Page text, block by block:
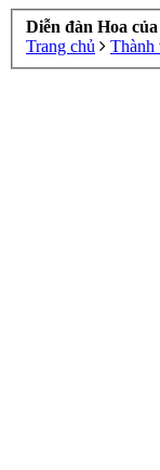
Diễn đàn Hoa
Trang chủ
Thành